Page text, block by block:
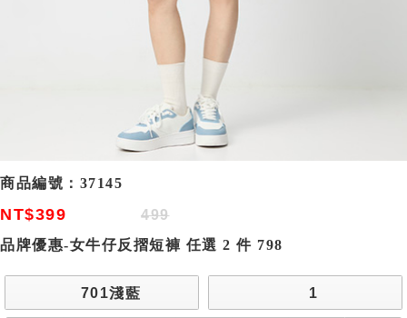
商品編號： 37145
NT$399
499
品牌優惠-女牛仔反摺短褲 任選 2 件 798
701淺藍 1